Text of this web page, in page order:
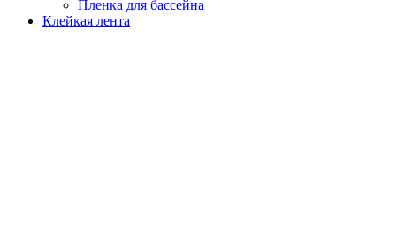
Пленка для бассейна
Клейкая лента